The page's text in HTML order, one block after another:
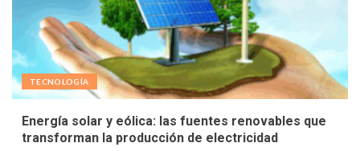
TECNOLOGÍA
Energía solar y eólica: las fuentes renovables que
transforman la producción de electricidad